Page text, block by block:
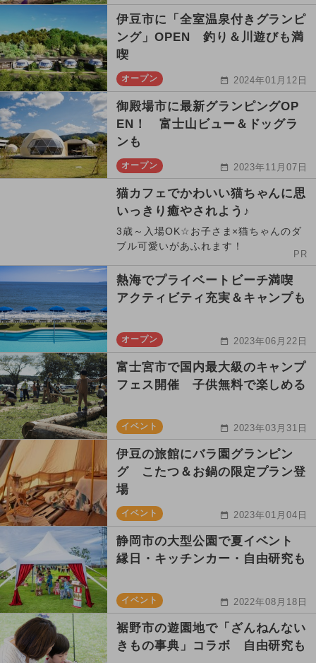
伊豆市に「全室温泉付きグランピ
ング」OPEN 釣り＆川遊びも満
喫
オープン 2024年01月12日
御殿場市に最新グランピングOP
EN！ 富士山ビュー＆ドッグラ
ンも
オープン 2023年11月07日
猫カフェでかわいい猫ちゃんに思
いっきり癒やされよう♪
3歳～入場OK☆お子さま×猫ちゃんのダ
ブル可愛いがあふれます！
PR
熱海でプライベートビーチ満喫
アクティビティ充実＆キャンプも
オープン 2023年06月22日
富士宮市で国内最大級のキャンプ
フェス開催 子供無料で楽しめる
イベント 2023年03月31日
伊豆の旅館にバラ園グランピン
グ こたつ＆お鍋の限定プラン登
場
イベント 2023年01月04日
静岡市の大型公園で夏イベント
縁日・キッチンカー・自由研究も
イベント 2022年08月18日
裾野市の遊園地で「ざんねんない
きもの事典」コラボ 自由研究も